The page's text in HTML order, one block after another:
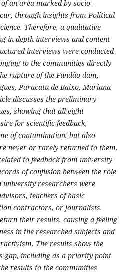
an area marked by socio-
through insights from Political
Therefore, a qualitative
in-depth interviews and content
interviews were conducted
to the communities directly
rupture of the Fundão dam,
Paracatu de Baixo, Mariana
discusses the preliminary
showing that all eight
for scientific feedback,
of contamination, but also
never or rarely returned to them.
to feedback from university
of confusion between the role
university researchers were
teachers of basic
contractors, or journalists.
their results, causing a feeling
in the researched subjects and
The results show the
gap, including as a priority point
results to the communities